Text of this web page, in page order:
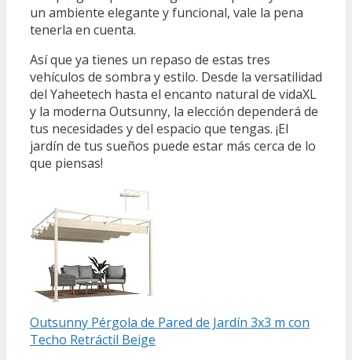
un ambiente elegante y funcional, vale la pena
tenerla en cuenta.
Así que ya tienes un repaso de estas tres
vehículos de sombra y estilo. Desde la versatilidad
del Yaheetech hasta el encanto natural de vidaXL
y la moderna Outsunny, la elección dependerá de
tus necesidades y del espacio que tengas. ¡El
jardín de tus sueños puede estar más cerca de lo
que piensas!
Outsunny Pérgola de Pared de Jardín 3x3 m con
Techo Retráctil Beige